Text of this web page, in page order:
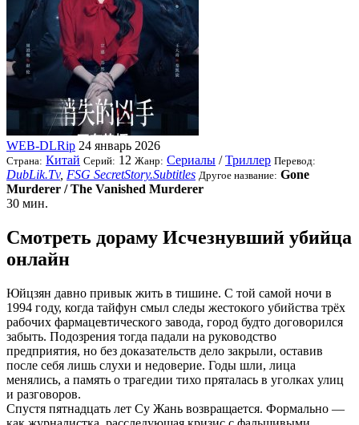
WEB-DLRip 24 январь 2026
Страна: Китай Серий: 12 Жанр: Сериалы /Триллер Перевод:
DubLik.Tv, FSG SecretStory.Subtitles Другое название: Gone
Murderer / The Vanished Murderer
30 мин.
Смотреть дораму Исчезнувший убийца
онлайн
Юйцзян давно привык жить в тишине. С той самой ночи в
1994 году, когда тайфун смыл следы жестокого убийства трёх
рабочих фармацевтического завода, город будто договорился
забыть. Подозрения тогда падали на руководство
предприятия, но без доказательств дело закрыли, оставив
после себя лишь слухи и недоверие. Годы шли, лица
менялись, а память о трагедии тихо пряталась в уголках улиц
и разговоров.
Спустя пятнадцать лет Су Жань возвращается. Формально —